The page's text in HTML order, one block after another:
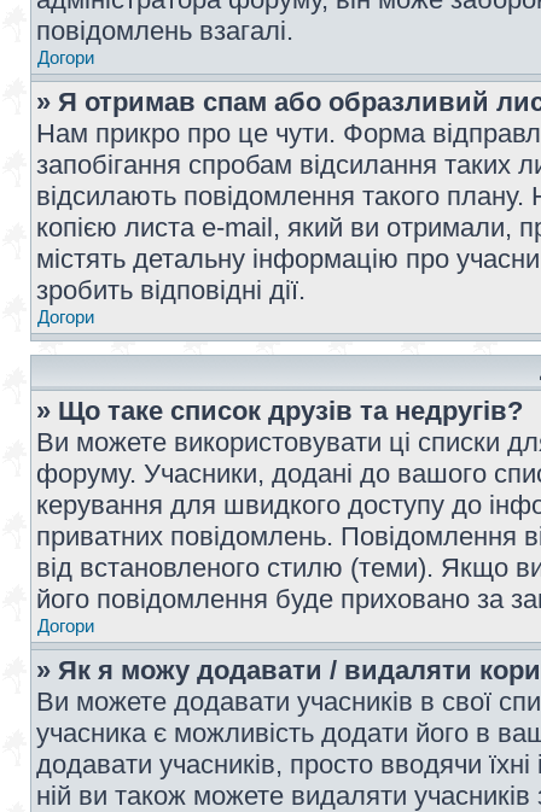
повідомлень взагалі.
Догори
» Я отримав спам або образливий
Нам прикро про це чути. Форма
запобігання спробам відсилання таких
відсилають повідомлення такого
копією листа e-mail, який ви отримали,
містять детальну інформацію про
зробить відповідні дії.
Догори
» Що таке список друзів та недругів?
Ви можете використовувати ці списки
форуму. Учасники, додані до вашого
керування для швидкого доступу до
приватних повідомлень. Повідомлення
від встановленого стилю (теми). Якщо
його повідомлення буде приховано за
Догори
» Як я можу додавати / видаляти
Ви можете додавати учасників в свої
учасника є можливість додати його в
додавати учасників, просто вводячи
ній ви також можете видаляти учасників